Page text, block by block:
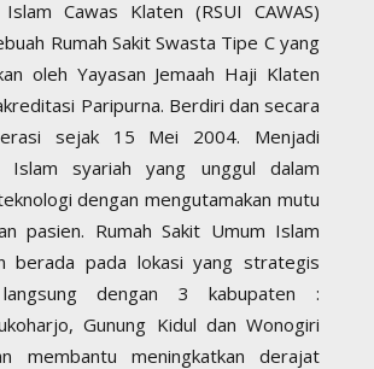
Cawas Klaten (RSUI CAWAS)
Rumah Sakit Swasta Tipe C yang
oleh Yayasan Jemaah Haji Klaten
Paripurna. Berdiri dan secara
sejak 15 Mei 2004. Menjadi
Islam syariah yang unggul dalam
dengan mengutamakan mutu
pasien. Rumah Sakit Umum Islam
berada pada lokasi yang strategis
dengan 3 kabupaten :
Gunung Kidul dan Wonogiri
membantu meningkatkan derajat